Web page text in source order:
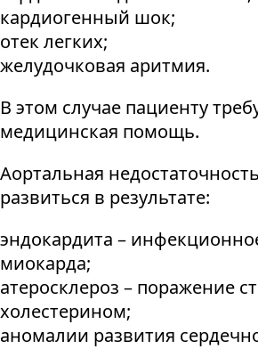
кардиогенный шок;
отек легких;
желудочковая аритмия.
В этом случае пациенту
медицинская помощь.
Аортальная
развиться в результате:
эндокардита –
миокарда;
атеросклероз – поражение
холестерином;
аномалии развития